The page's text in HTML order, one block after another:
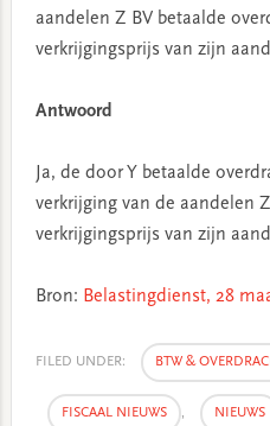
aandelen Z BV betaalde
verkrijgingsprijs van zijn
Antwoord
Ja, de door Y betaalde
verkrijging van de aandelen
verkrijgingsprijs van zijn
Bron: Belastingdienst, 28
FILED UNDER: BTW &
FISCAAL NIEUWS , NIEUWS